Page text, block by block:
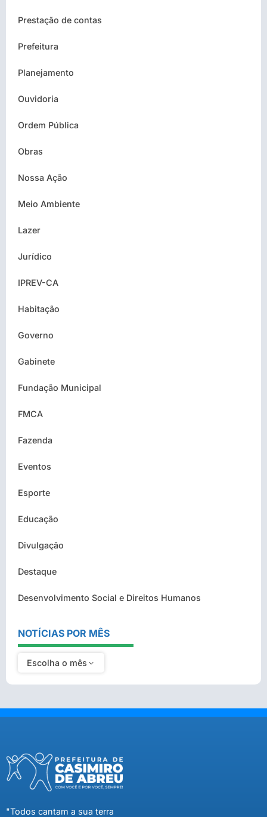
Prestação de contas
Prefeitura
Planejamento
Ouvidoria
Ordem Pública
Obras
Nossa Ação
Meio Ambiente
Lazer
Jurídico
IPREV-CA
Habitação
Governo
Gabinete
Fundação Municipal
FMCA
Fazenda
Eventos
Esporte
Educação
Divulgação
Destaque
Desenvolvimento Social e Direitos Humanos
NOTÍCIAS POR MÊS
Escolha o mês
"Todos cantam a sua terra